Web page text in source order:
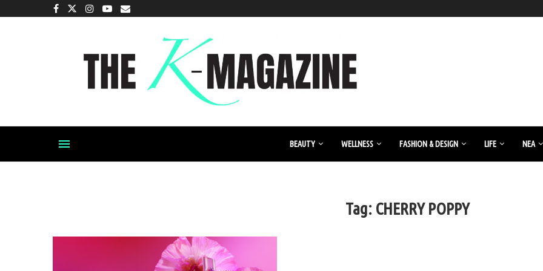
BEAUTY WELLNESS FASHION & DESIGN LIFE ΝΈΑ
Tag: CHERRY POPPY